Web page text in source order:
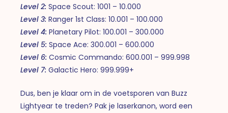
Level 2: Space Scout: 1001 – 10.000
Level 3: Ranger 1st Class: 10.001 – 100.000
Level 4: Planetary Pilot: 100.001 – 300.000
Level 5: Space Ace: 300.001 – 600.000
Level 6: Cosmic Commando: 600.001 – 999.998
Level 7: Galactic Hero: 999.999+
Dus, ben je klaar om in de voetsporen van Buzz
Lightyear te treden? Pak je laserkanon, word een